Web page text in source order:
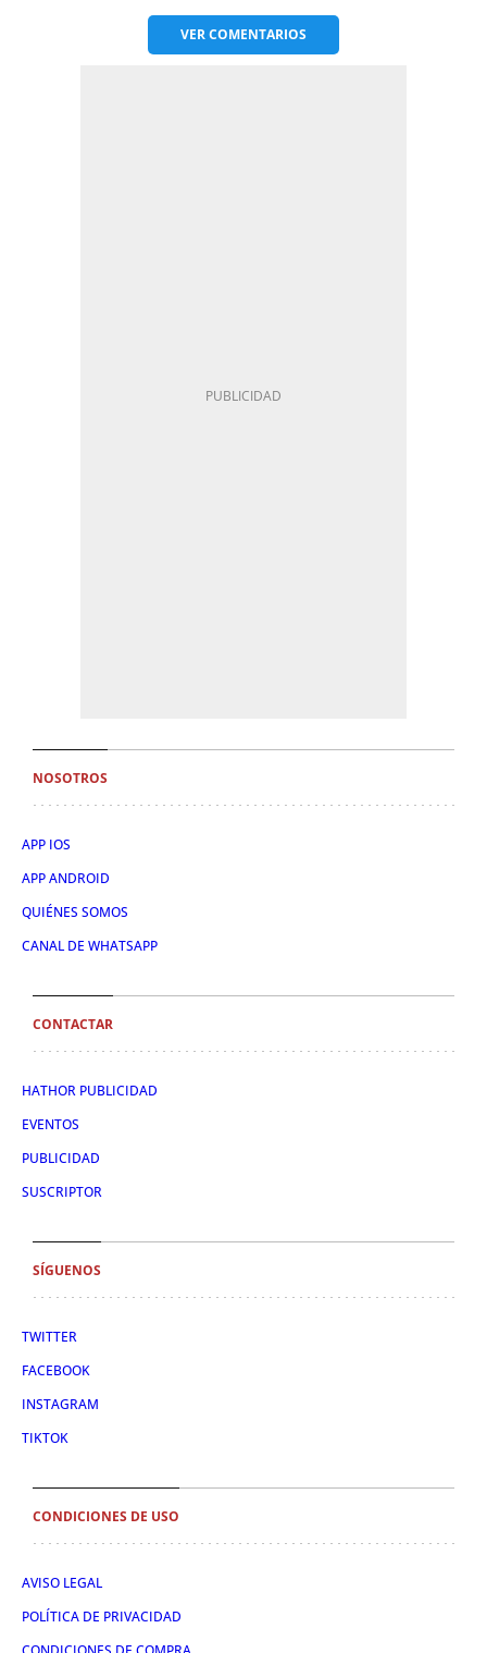
VERCOMENTARIOS
NOSOTROS
APP IOS
APP ANDROID
QUIÉNES SOMOS
CANAL DE WHATSAPP
CONTACTAR
HATHOR PUBLICIDAD
EVENTOS
PUBLICIDAD
SUSCRIPTOR
SÍGUENOS
TWITTER
FACEBOOK
INSTAGRAM
TIKTOK
CONDICIONES DE USO
AVISO LEGAL
POLÍTICA DE PRIVACIDAD